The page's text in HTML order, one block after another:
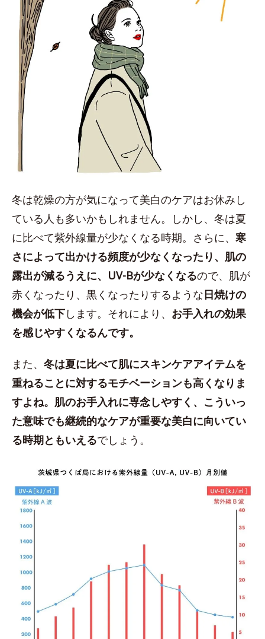
冬は乾燥の方が気になって美白のケアはお休みし
ている人も多いかもしれません。しかし、冬は夏
に比べて紫外線量が少なくなる時期。さらに、 寒
さによって出かける頻度が少なくなったり、肌の
露出が減るうえに、UV-Bが少なくなるので、肌が
赤くなったり、黒くなったりするような日焼けの
機会が低下します。それにより、 お手入れの効果
を感じやすくなるんです。
また、 冬は夏に比べて肌にスキンケアアイテムを
重ねることに対するモチベーションも高くなりま
すよね。肌のお手入れに専念しやすく、こういっ
た意味でも継続的なケアが重要な美白に向いてい
る時期ともいえるでしょう。